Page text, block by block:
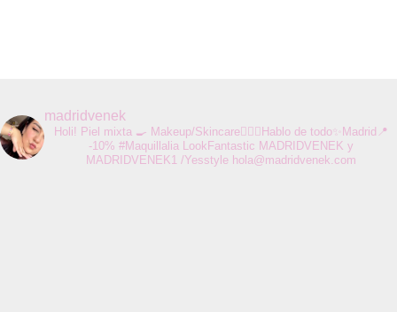
madridvenek
Holi! Piel mixta 🍳 Makeup/Skincare💆🏻‍♀️Hablo de todo✨Madrid📍
-10% #Maquillalia LookFantastic MADRIDVENEK y
MADRIDVENEK1 /Yesstylehola@madridvenek.com